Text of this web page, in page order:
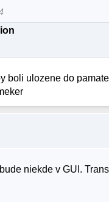
boli ulozene do
niekde v GUI.